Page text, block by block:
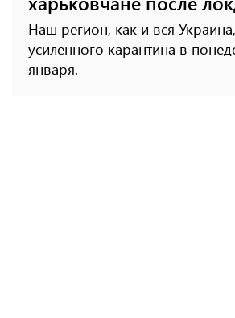
Наш регион, как и вся
усиленного карантина в
января.